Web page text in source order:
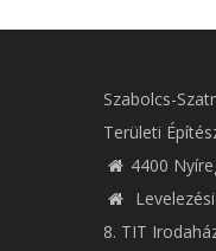
Szabolcs-
Területi
4400
8. TIT